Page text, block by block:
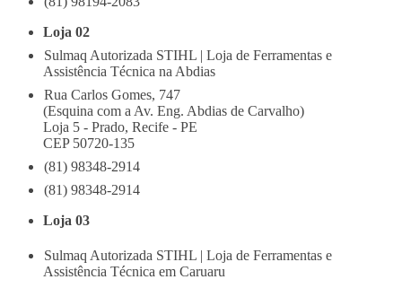
Loja 02
Sulmaq Autorizada STIHL | Loja de Ferramentas e
Assistência Técnica na Abdias
Rua Carlos Gomes, 747
(Esquina com a Av. Eng. Abdias de Carvalho)
Loja 5 - Prado, Recife - PE
CEP 50720-135
(81) 98348-2914
(81) 98348-2914
Loja 03
Sulmaq Autorizada STIHL | Loja de Ferramentas e
Assistência Técnica em Caruaru